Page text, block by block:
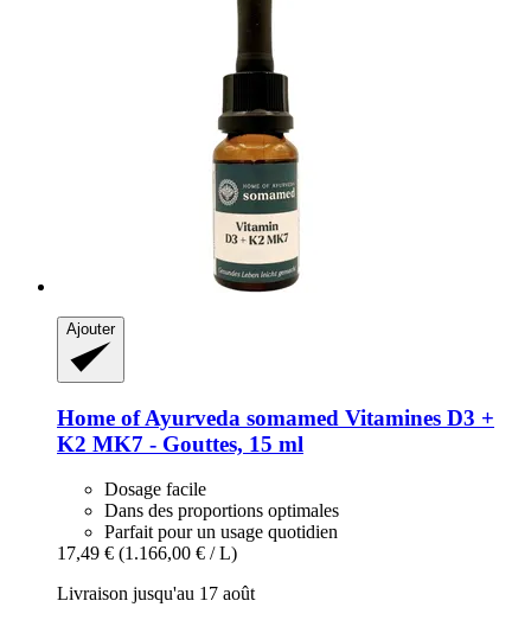
Ajouter
Home of Ayurveda somamed Vitamines D3 +
K2 MK7 -​ Gouttes, 15 ml
Dosage facile
Dans des proportions optimales
Parfait pour un usage quotidien
17,49 € (1.166,00 € / L)
Livraison jusqu'au 17 août